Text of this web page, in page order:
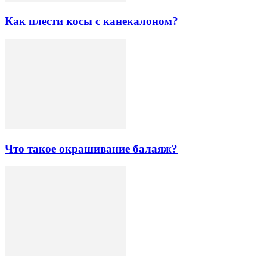
Как плести косы с канекалоном?
Что такое окрашивание балаяж?